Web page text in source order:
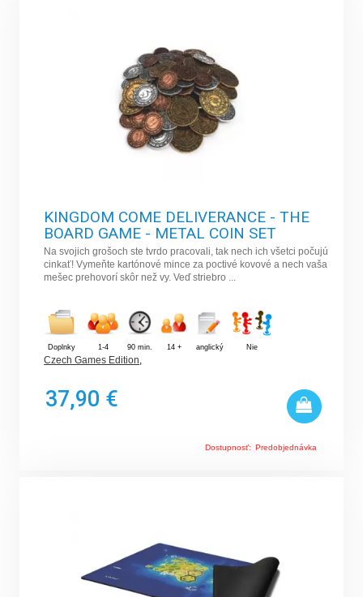
KINGDOM COME DELIVERANCE - THE
BOARD GAME - METAL COIN SET
Na svojich grošoch ste tvrdo pracovali, tak nech ich všetci počujú
cinkať! Vymeňte kartónové mince za poctivé kovové a nech vaša
mešec prehovorí skôr než vy. Veď striebro ...
Doplnky 1-4 90 min. 14 + anglický Nie
Czech Games Edition,
37,90 €
Dostupnosť: Predobjednávka